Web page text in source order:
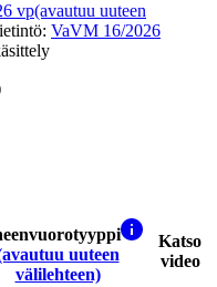
vp(avautuu uuteen
: VaVM 16/2026
uuteen
välilehteen)
Katso
video